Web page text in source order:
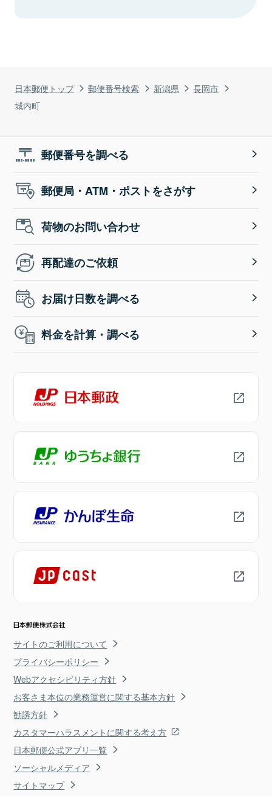
日本郵便トップ 郵便番号検索 新潟県
長岡市
城内町
郵便番号を調べる
郵便局・ATM・ポストをさがす
荷物のお問い合わせ
再配達のご依頼
お届け日数を調べる
料金を計算・調べる
サイトのご利用について
プライバシーポリシー
Webアクセシビリティ方針
お客さま本位の業務運営に関する基本方針
勧誘方針
カスタマーハラスメントに関する考え方
日本郵便公式アプリ一覧
ソーシャルメディア
サイトマップ